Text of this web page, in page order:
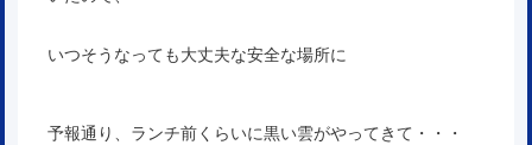
いつそうなっても大丈夫な安全な場所に
予報通り、ランチ前くらいに黒い雲がやってきて・・・